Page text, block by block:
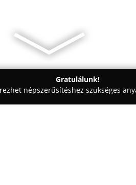
Gratulálunk!
népszerűsítéshez szükséges